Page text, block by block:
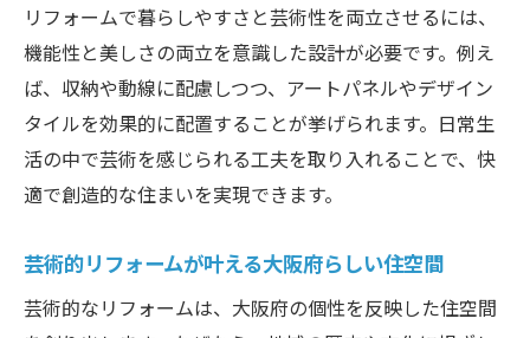
リフォームで暮らしやすさと芸術性を両立させるには、
機能性と美しさの両立を意識した設計が必要です。例え
ば、収納や動線に配慮しつつ、アートパネルやデザイン
タイルを効果的に配置することが挙げられます。日常生
活の中で芸術を感じられる工夫を取り入れることで、快
適で創造的な住まいを実現できます。
芸術的リフォームが叶える大阪府らしい住空間
芸術的なリフォームは、大阪府の個性を反映した住空間